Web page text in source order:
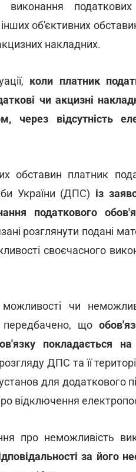
виконання
інших об'єктивних
накладних.
коли платник
чи акцизні
через відсутність
обставин платник
України (ДПС) із
податкового
розглянути подані
своєчасного
чи
що
покладається
ДПС та її
для додаткового
відключення
про неможливість
за його